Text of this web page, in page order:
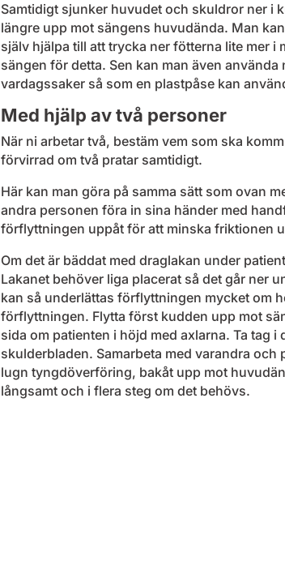
Samtidigt sjunker huvudet och skuldror ner i
längre upp mot sängens huvudända. Man
själv hjälpa till att trycka ner fötterna lite mer
sängen för detta. Sen kan man även
vardagssaker så som en plastpåse kan
Med hjälp av två personer
När ni arbetar två, bestäm vem som ska
förvirrad om två pratar samtidigt.
Här kan man göra på samma sätt som ovan
andra personen föra in sina händer med
förflyttningen uppåt för att minska friktionen
Om det är bäddat med draglakan under
Lakanet behöver liga placerat så det går ner
kan så underlättas förflyttningen mycket om
förflyttningen. Flytta först kudden upp mot
sida om patienten i höjd med axlarna. Ta tag
skulderbladen. Samarbeta med varandra och
lugn tyngdöverföring, bakåt upp mot
långsamt och i flera steg om det behövs.